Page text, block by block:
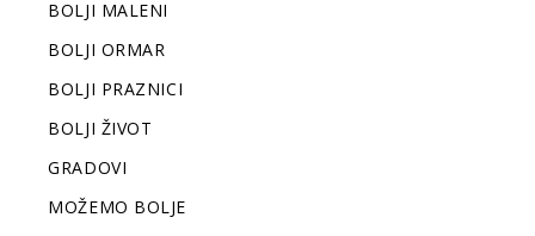
BOLJI MALENI
BOLJI ORMAR
BOLJI PRAZNICI
BOLJI ŽIVOT
GRADOVI
MOŽEMO BOLJE